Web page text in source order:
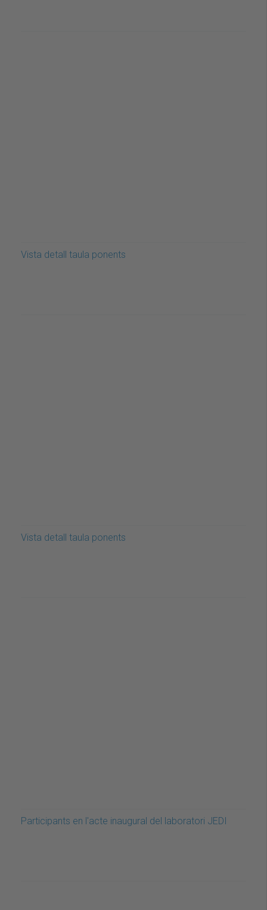
Vista detall taula ponents
Vista detall taula ponents
Participants en l'acte inaugural del laboratori JEDI